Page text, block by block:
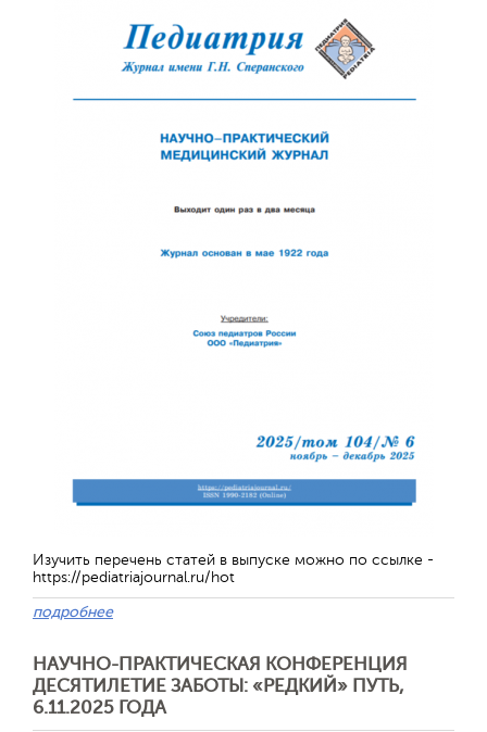
Изучить перечень статей в выпуске можно по ссылке -
https://pediatriajournal.ru/hot
подробнее
НАУЧНО-ПРАКТИЧЕСКАЯ КОНФЕРЕНЦИЯ
ДЕСЯТИЛЕТИЕ ЗАБОТЫ: «РЕДКИЙ» ПУТЬ,
6.11.2025 ГОДА